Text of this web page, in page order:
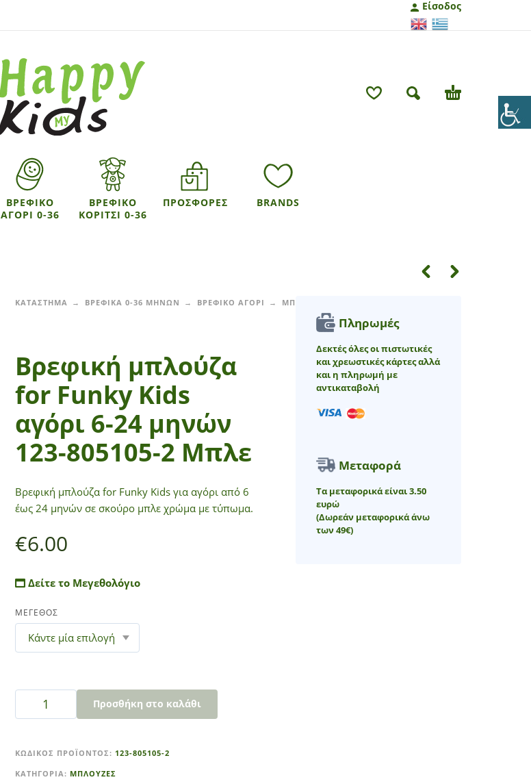
Είσοδος
ΒΡΕΦΙΚΟ
ΑΓΟΡΙ 0-36
ΒΡΕΦΙΚΟ
ΚΟΡΙΤΣΙ 0-36
ΠΡΟΣΦΟΡΕΣ BRANDS
ΚΑΤΑΣΤΗΜΑ ΒΡΕΦΙΚΑ 0-36 ΜΗΝΩΝ ΒΡΕΦΙΚΟ ΑΓΟΡΙ ΜΠΛΟΥΖΕΣ
Βρεφική μπλούζα
for Funky Kids
αγόρι 6-24 μηνών
123-805105-2 Μπλε
Βρεφική μπλούζα for Funky Kids για αγόρι από 6
έως 24 μηνών σε σκούρο μπλε χρώμα με τύπωμα.
€6.00
Δείτε το Μεγεθολόγιο
ΜΕΓΕΘΟΣ
Προσθήκη στο καλάθι
t
e
ΚΩΔΙΚΌΣ ΠΡΟΪΌΝΤΟΣ: 123-805105-2
ΚΑΤΗΓΟΡΊΑ: ΜΠΛΟΥΖΕΣ
Πληρωμές
Δεκτές όλες οι πιστωτικές
και χρεωστικές κάρτες αλλά
και η πληρωμή με
αντικαταβολή
Μεταφορά
Τα μεταφορικά είναι 3.50
ευρώ
(Δωρεάν μεταφορικά άνω
των 49€)